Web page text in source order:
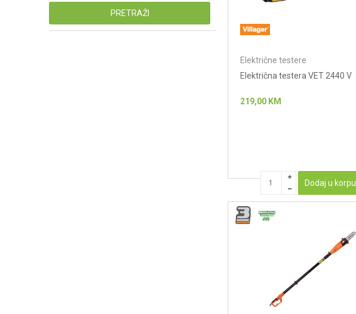
PRETRAŽI
Električne testere
Električna testera VET 2440 V
219,00 KM
Dodaj u korpu